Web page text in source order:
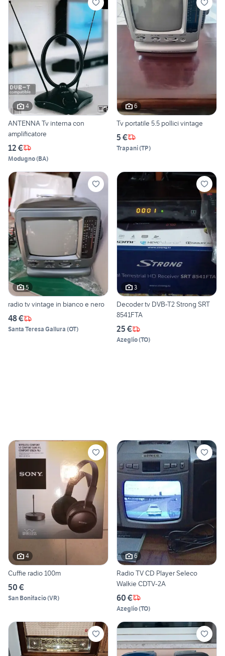
4
ANTENNA Tv interna con
amplificatore
12 €
Modugno(BA)
6
Tv portatile 5.5 pollici vintage
5 €
Trapani(TP)
5
radio tv vintage in bianco e nero
48 €
Santa Teresa Gallura (OT)
3
Decoder tv DVB-T2 Strong SRT
8541FTA
25 €
Azeglio(TO)
4
Cuffie radio 100m
50 €
San Bonifacio(VR)
6
Radio TV CD Player Seleco
Walkie CDTV-2A
60 €
Azeglio(TO)